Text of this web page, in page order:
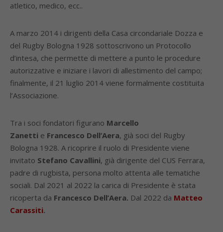
atletico, medico, ecc..
A marzo 2014 i dirigenti della Casa circondariale Dozza e
del Rugby Bologna 1928 sottoscrivono un Protocollo
d’intesa, che permette di mettere a punto le procedure
autorizzative e iniziare i lavori di allestimento del campo;
finalmente, il 21 luglio 2014 viene formalmente costituita
l’Associazione.
Tra i soci fondatori figurano Marcello
Zanetti e Francesco Dell’Aera, già soci del Rugby
Bologna 1928. A ricoprire il ruolo di Presidente viene
invitato Stefano Cavallini, già dirigente del CUS Ferrara,
padre di rugbista, persona molto attenta alle tematiche
sociali. Dal 2021 al 2022 la carica di Presidente è stata
ricoperta da Francesco Dell’Aera. Dal 2022 da Matteo
Carassiti.